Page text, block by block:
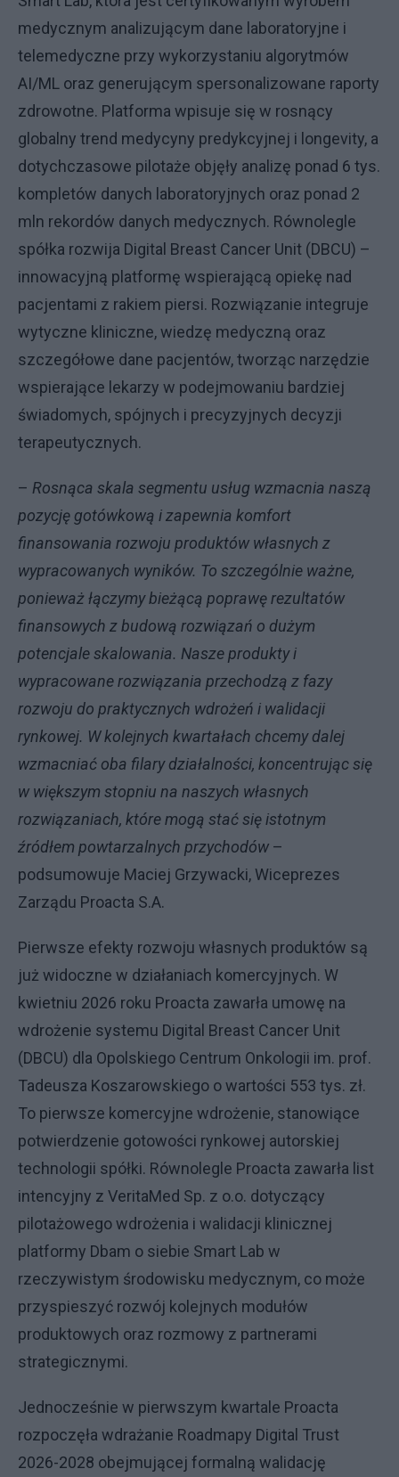
medycznym analizującym dane laboratoryjne i
telemedyczne przy wykorzystaniu algorytmów
AI/ML oraz generującym spersonalizowane raporty
zdrowotne. Platforma wpisuje się w rosnący
globalny trend medycyny predykcyjnej i longevity, a
dotychczasowe pilotaże objęły analizę ponad 6 tys.
kompletów danych laboratoryjnych oraz ponad 2
mln rekordów danych medycznych. Równolegle
spółka rozwija Digital Breast Cancer Unit (DBCU) –
innowacyjną platformę wspierającą opiekę nad
pacjentami z rakiem piersi. Rozwiązanie integruje
wytyczne kliniczne, wiedzę medyczną oraz
szczegółowe dane pacjentów, tworząc narzędzie
wspierające lekarzy w podejmowaniu bardziej
świadomych, spójnych i precyzyjnych decyzji
terapeutycznych.
– Rosnąca skala segmentu usług wzmacnia naszą
pozycję gotówkową i zapewnia komfort
finansowania rozwoju produktów własnych z
wypracowanych wyników. To szczególnie ważne,
ponieważ łączymy bieżącą poprawę rezultatów
finansowych z budową rozwiązań o dużym
potencjale skalowania. Nasze produkty i
wypracowane rozwiązania przechodzą z fazy
rozwoju do praktycznych wdrożeń i walidacji
rynkowej. W kolejnych kwartałach chcemy dalej
wzmacniać oba filary działalności, koncentrując się
w większym stopniu na naszych własnych
rozwiązaniach, które mogą stać się istotnym
źródłem powtarzalnych przychodów –
podsumowuje Maciej Grzywacki, Wiceprezes
Zarządu Proacta S.A.
Pierwsze efekty rozwoju własnych produktów są
już widoczne w działaniach komercyjnych. W
kwietniu 2026 roku Proacta zawarła umowę na
wdrożenie systemu Digital Breast Cancer Unit
(DBCU) dla Opolskiego Centrum Onkologii im. prof.
Tadeusza Koszarowskiego o wartości 553 tys. zł.
To pierwsze komercyjne wdrożenie, stanowiące
potwierdzenie gotowości rynkowej autorskiej
technologii spółki. Równolegle Proacta zawarła list
intencyjny z VeritaMed Sp. z o.o. dotyczący
pilotażowego wdrożenia i walidacji klinicznej
platformy Dbam o siebie Smart Lab w
rzeczywistym środowisku medycznym, co może
przyspieszyć rozwój kolejnych modułów
produktowych oraz rozmowy z partnerami
strategicznymi.
Jednocześnie w pierwszym kwartale Proacta
rozpoczęła wdrażanie Roadmapy Digital Trust
2026-2028 obejmującej formalną walidację